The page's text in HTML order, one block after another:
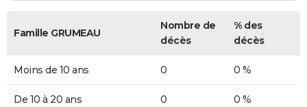
Famille GRUMEAU
Nombre de
décès
% des
décès
Moins de 10 ans 0 0 %
De 10 à 20 ans 0 0 %